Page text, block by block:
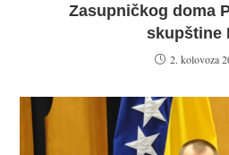
Zasupničkog doma
skupštine
2. kolovoza